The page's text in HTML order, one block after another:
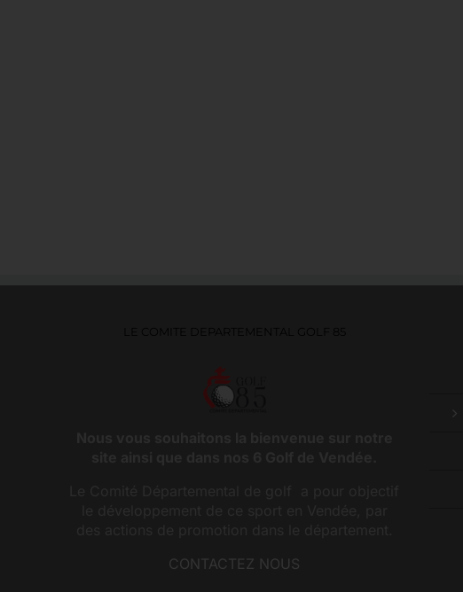
CONTACTEZ NOUS